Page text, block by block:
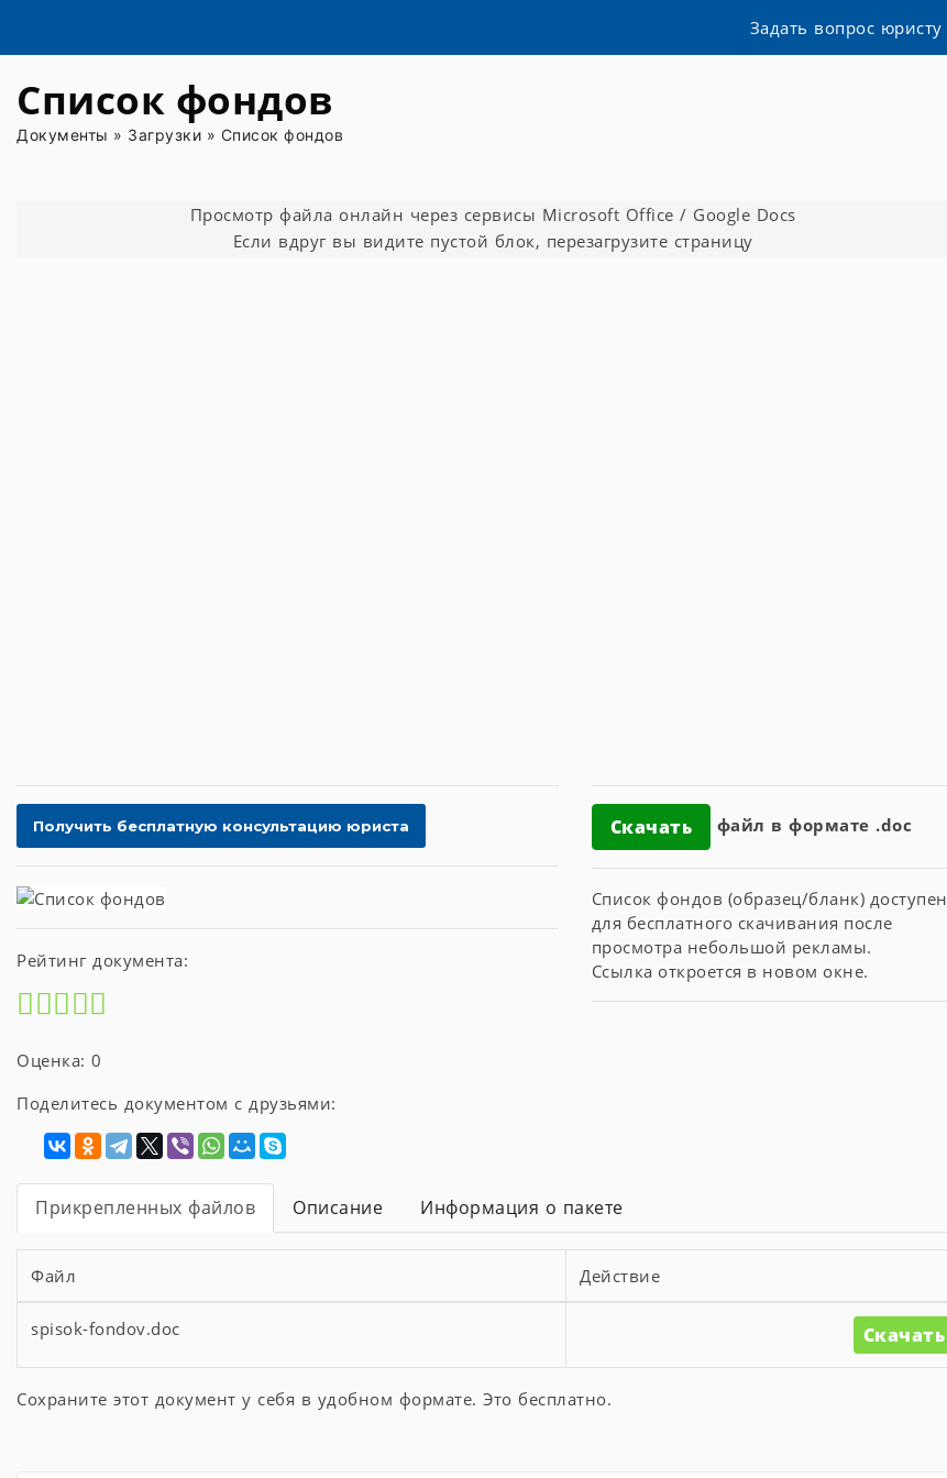
Задать вопрос юристу
Список фондов
Документы » Загрузки » Список фондов
Просмотр файла онлайн через сервисы Microsoft Office / Google Docs
Если вдруг вы видите пустой блок, перезагрузите страницу
Рейтинг документа:
Оценка: 0
Поделитесь документом с друзьями:
Скачать файл в формате .doc
Список фондов (образец/бланк) доступен
для бесплатного скачивания после
просмотра небольшой рекламы.
Ссылка откроется в новом окне.
Прикрепленных файлов Описание Информация о пакете
Файл Действие
spisok-fondov.doc Скачать
Сохраните этот документ у себя в удобном формате. Это бесплатно.